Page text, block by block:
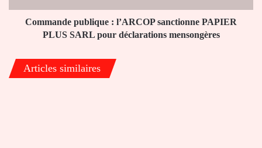
pour
déclarations
mensongères
Commande publique : l’ARCOP sanctionne PAPIER
PLUS SARL pour déclarations mensongères
Articles similaires